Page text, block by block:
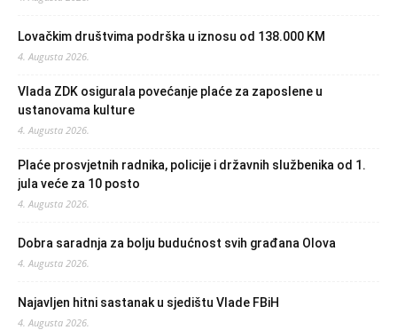
Lovačkim društvima podrška u iznosu od 138.000 KM
4. Augusta 2026.
Vlada ZDK osigurala povećanje plaće za zaposlene u
ustanovama kulture
4. Augusta 2026.
Plaće prosvjetnih radnika, policije i državnih službenika od 1.
jula veće za 10 posto
4. Augusta 2026.
Dobra saradnja za bolju budućnost svih građana Olova
4. Augusta 2026.
Najavljen hitni sastanak u sjedištu Vlade FBiH
4. Augusta 2026.